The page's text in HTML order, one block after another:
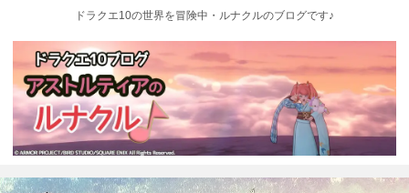
ドラクエ10の世界を冒険中・ルナクルのブログです♪